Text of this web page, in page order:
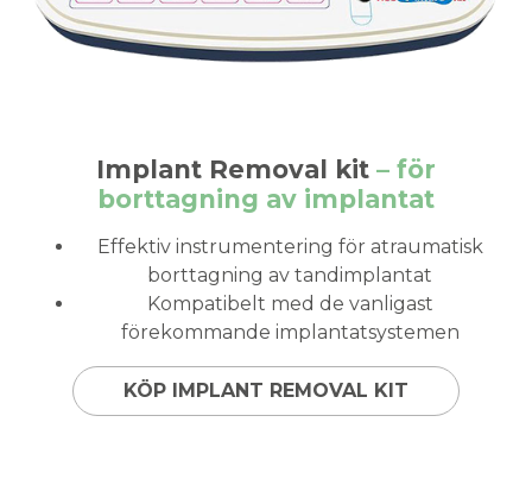
Implant Removal kit – för
borttagning av implantat
Effektiv instrumentering för atraumatisk
borttagning av tandimplantat
Kompatibelt med de vanligast
förekommande implantatsystemen
KÖP IMPLANT REMOVAL KIT